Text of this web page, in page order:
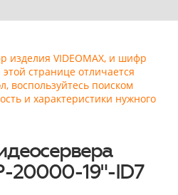
изделия VIDEOMAX, и шифр
странице отличается
воспользуйтесь поиском
и характеристики нужного
20000-19"-ID7